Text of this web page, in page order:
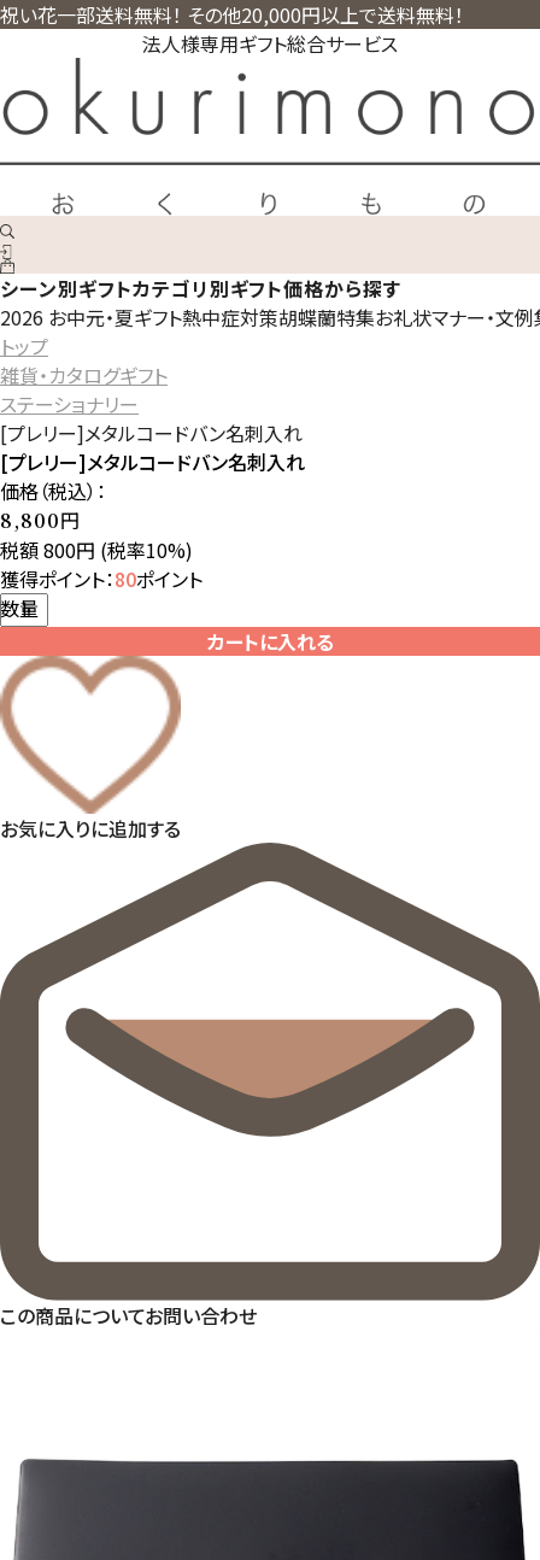
祝い花一部送料無料！ その他20,000円以上で送料無料！
法人様専用ギフト総合サービス
シーン別ギフトカテゴリ別ギフト価格から探す
2026 お中元・夏ギフト熱中症対策胡蝶蘭特集お礼状マナー・文
トップ
雑貨・カタログギフト
ステーショナリー
[プレリー]メタルコードバン名刺入れ
[プレリー]メタルコードバン名刺入れ
価格（税込）：
8,800円
税額 800円 (税率10%)
獲得ポイント：80ポイント
数量
カートに入れる
お気に入りに追加する
この商品についてお問い合わせ